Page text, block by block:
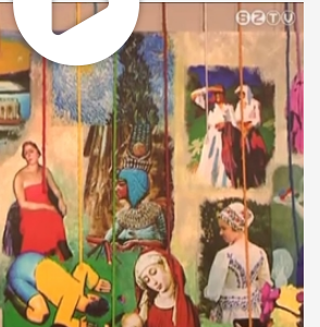
készült alkotások sorakoznak a
témái közvetlenül nem kapcsolódnak
aktualitása miatt a kiálíltás az Új
kapta.
Szombathelyi
küldtönk erre meghívást.
küldtek be műveket, festményeket,
alkotásokat, szobrokat."
jelentkezett, ez látható a